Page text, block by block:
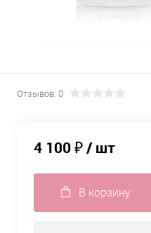
Отзывов: 0
4 100 ₽/ шт
В корзину